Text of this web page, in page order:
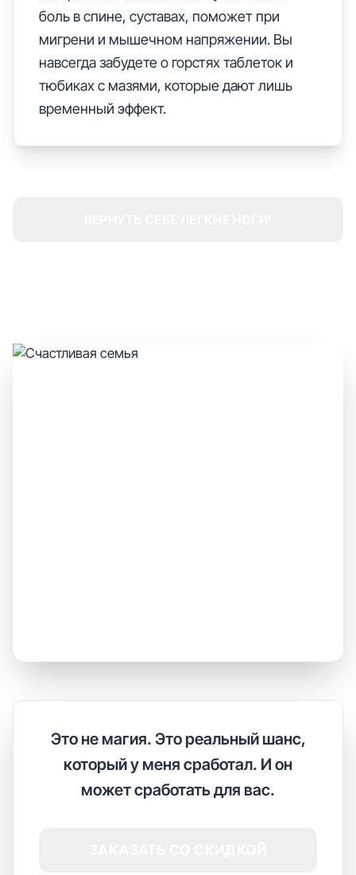
боль в спине, суставах, поможет при
мигрени и мышечном напряжении. Вы
навсегда забудете о горстях таблеток и
тюбиках с мазями, которые дают лишь
временный эффект.
Это не магия. Это реальный шанс,
который у меня сработал. И он
может сработать для вас.